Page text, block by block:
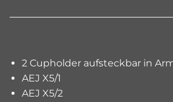
2 Cupholder aufsteckbar in
AEJ X5/1
AEJ X5/2